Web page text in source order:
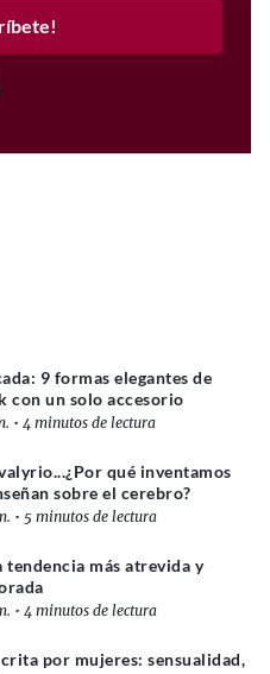
9 formas elegantes de
con un solo accesorio
• 4 minutos de lectura
qué inventamos
sobre el cerebro?
• 5 minutos de lectura
tendencia más atrevida y
• 4 minutos de lectura
por mujeres: sensualidad,